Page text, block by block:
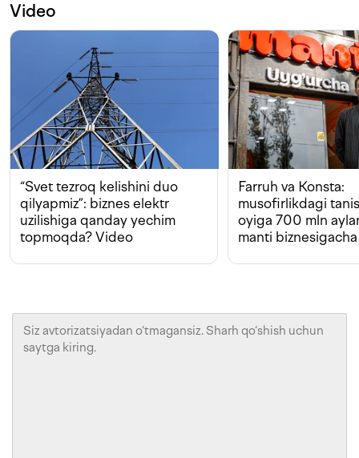
Video
“Svet tezroq kelishini duo
qilyapmiz”: biznes elektr
uzilishiga qanday yechim
topmoqda? Video
Farruh va Konsta:
musofirlikdagi
oyiga 700 mln
manti biznesigacha